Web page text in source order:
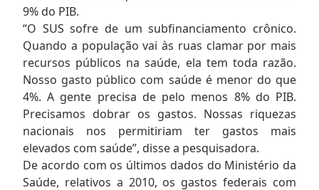
9% do PIB.
“O SUS sofre de um subfinanciamento crônico.
Quando a população vai às ruas clamar por mais
recursos públicos na saúde, ela tem toda razão.
Nosso gasto público com saúde é menor do que
4%. A gente precisa de pelo menos 8% do PIB.
Precisamos dobrar os gastos. Nossas riquezas
nacionais nos permitiriam ter gastos mais
elevados com saúde”, disse a pesquisadora.
De acordo com os últimos dados do Ministério da
Saúde, relativos a 2010, os gastos federais com